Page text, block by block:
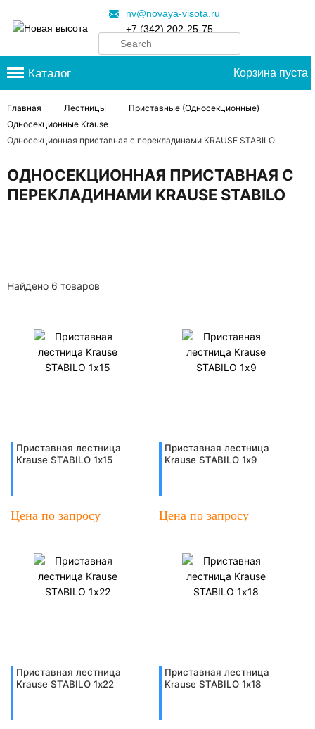
nv@novaya-visota.ru
+7 (342) 202-25-75
Корзина пуста
Каталог
Главная Лестницы
Приставные (Односекционные)
Односекционные Krause
Односекционная приставная с перекладинами KRAUSE STABILO
ОДНОСЕКЦИОННАЯ ПРИСТАВНАЯ С
ПЕРЕКЛАДИНАМИ KRAUSE STABILO
Найдено 6 товаров
Приставная лестница
Krause STABILO 1х15
Цена по запросу
Приставная лестница
Krause STABILO 1х9
Цена по запросу
Приставная лестница
Krause STABILO 1х22
Приставная лестница
Krause STABILO 1х18